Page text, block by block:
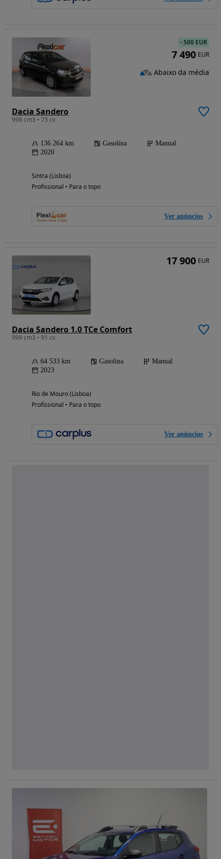
Dacia Sandero
998 cm3 • 73 cv
136 264 km Gasolina
Manual
2020
Sintra (Lisboa)
Profissional • Para o topo
Ver anúncios
-500 EUR
7 490 EUR
Abaixo da média
Dacia Sandero 1.0 TCe Comfort
999 cm3 • 91 cv
64 533 km Gasolina
Manual
2023
Rio de Mouro (Lisboa)
Profissional • Para o topo
Ver anúncios
17 900 EUR